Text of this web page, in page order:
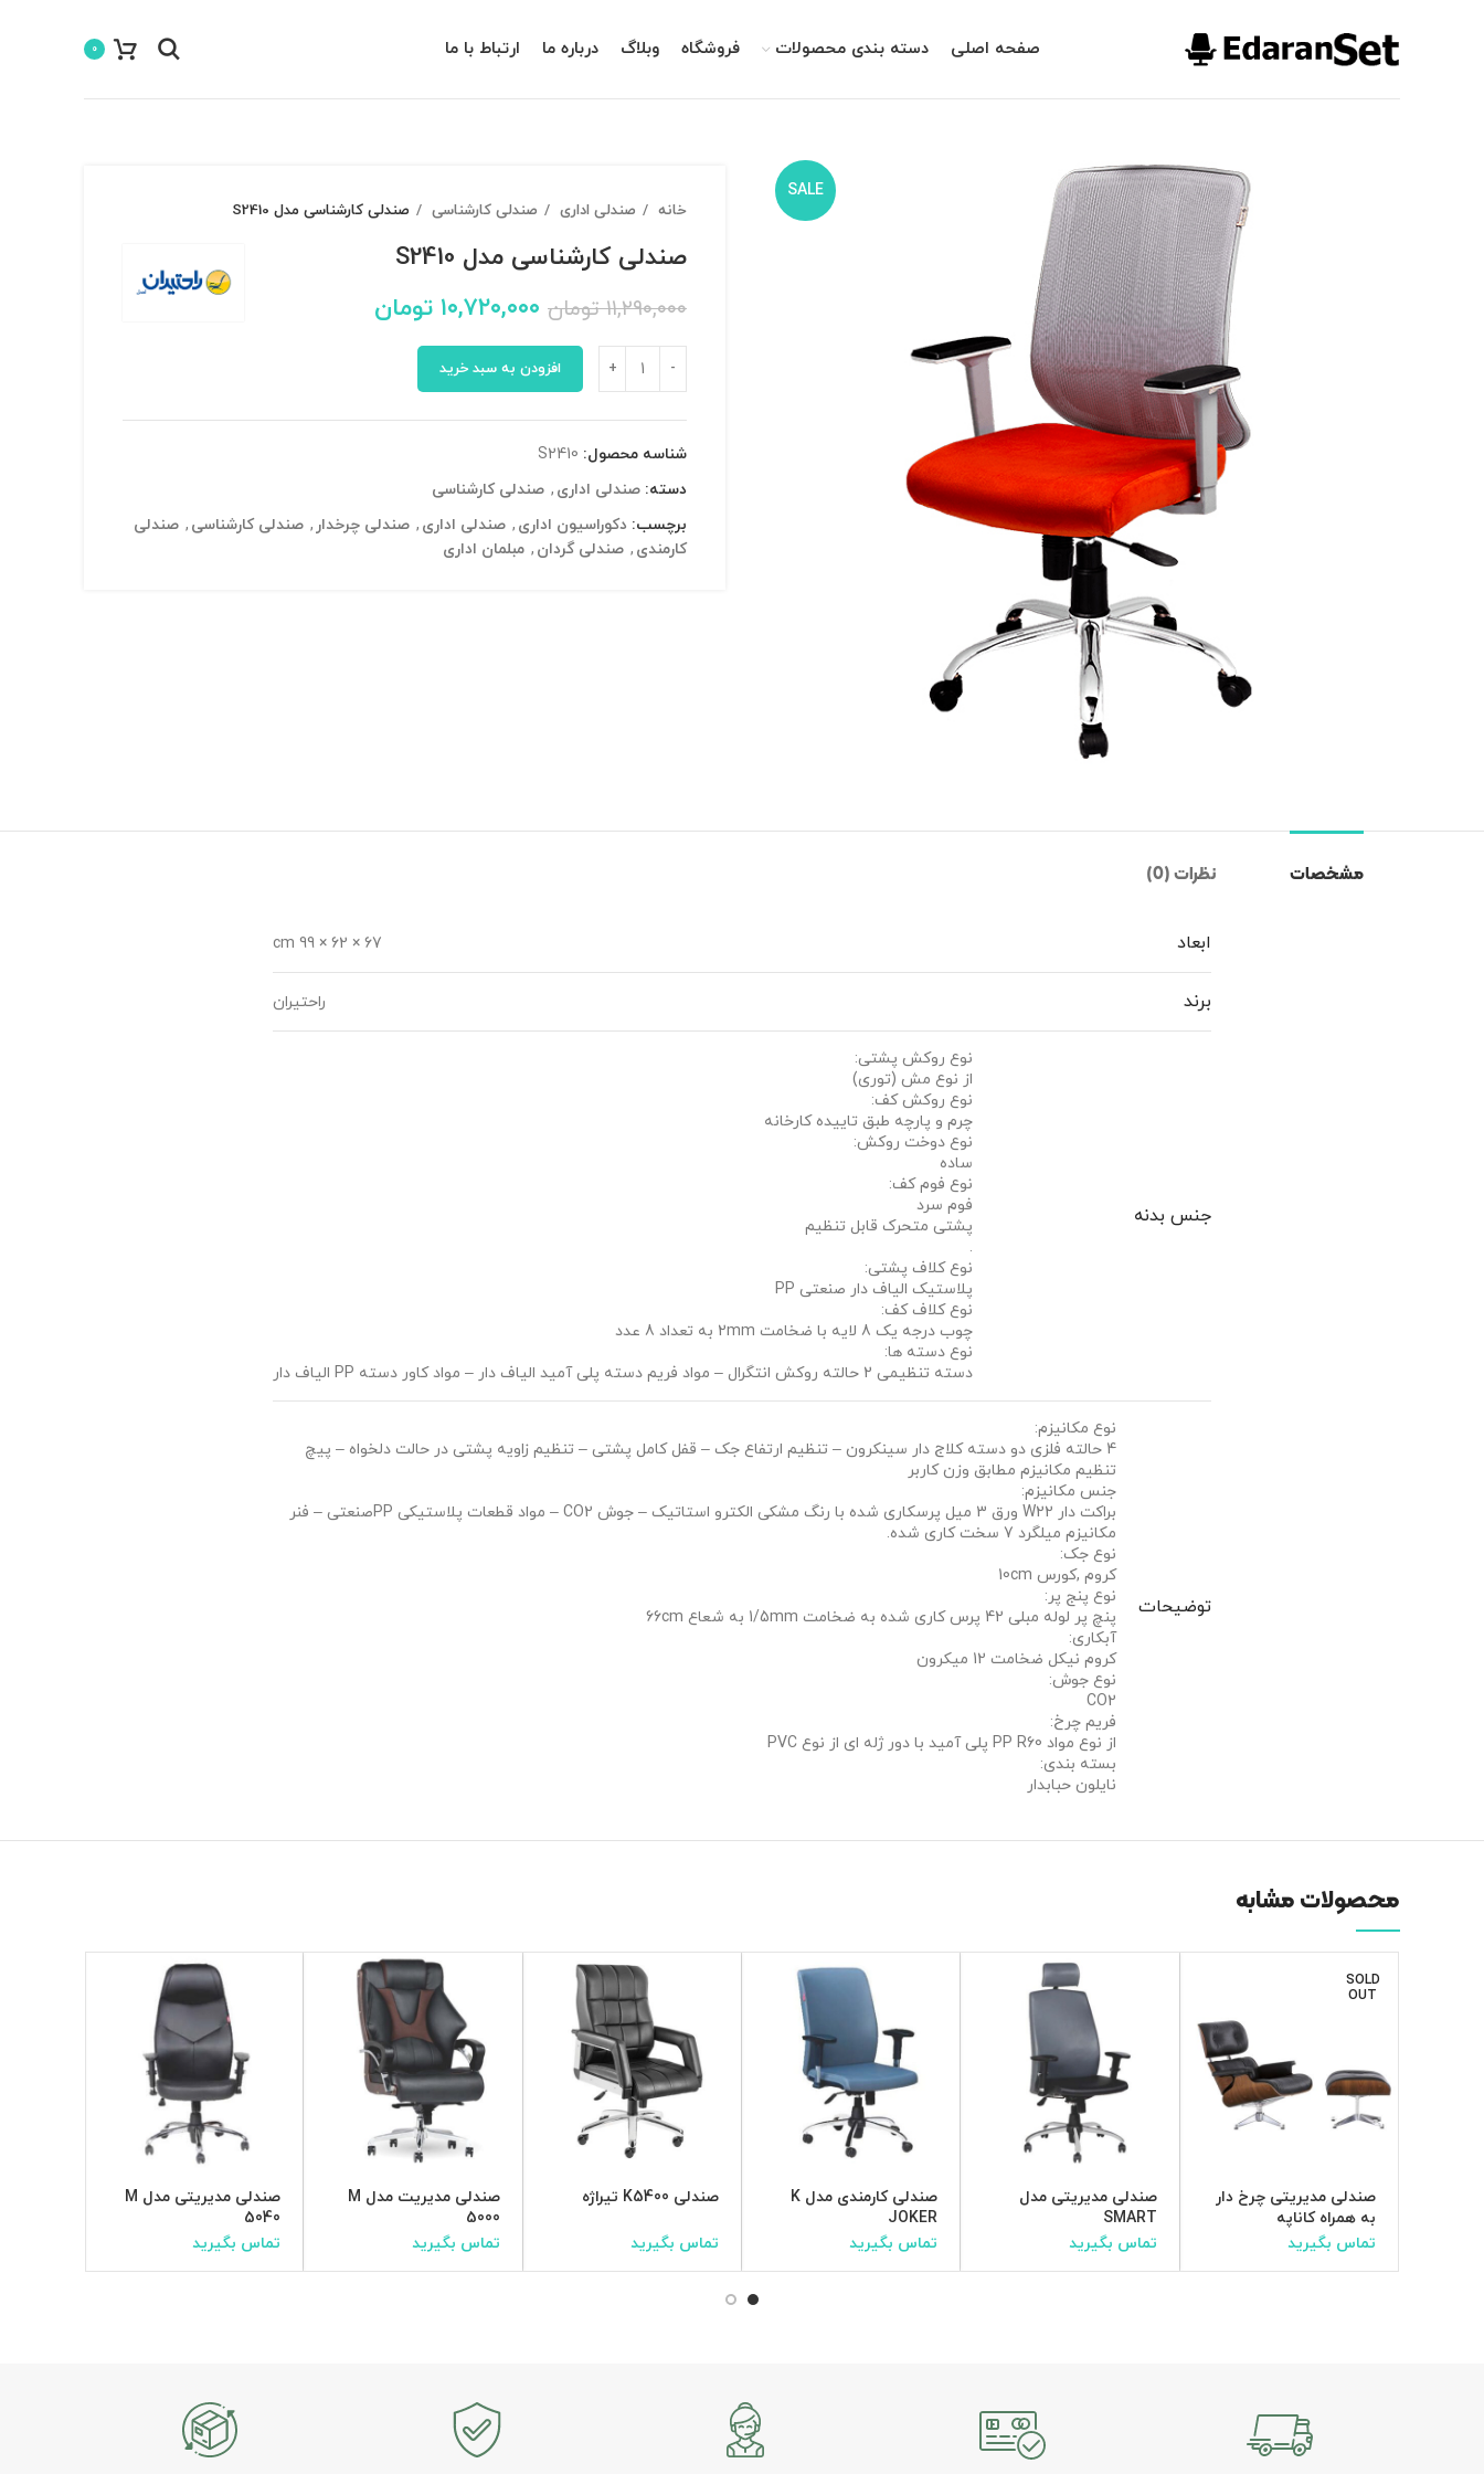
صفحه اصلی دسته بندی محصولات فروشگاه وبلاگ درباره ما ارتباط با ما 0
SALE
خانه
صندلی اداری صندلی کارشناسی صندلی کارشناسی مدل S2410
صندلی کارشناسی مدل S2410
۱۱,۲۹۰,۰۰۰ تومان ۱۰,۷۲۰,۰۰۰ تومان
افزودن به سبد خرید
شناسه محصول: S2410
دسته: صندلی اداری , صندلی کارشناسی
برچسب: دکوراسیون اداری , صندلی اداری , صندلی چرخدار , صندلی کارشناسی , صندلی
کارمندی , صندلی گردان , مبلمان اداری
مشخصات نظرات (0)
ابعاد 67 × 62 × 99 cm
برند راحتیران
جنس بدنه
نوع روکش پشتی:
از نوع مش (توری)
نوع روکش کف:
چرم و پارچه طبق تاییده کارخانه
نوع دوخت روکش:
ساده
نوع فوم کف:
فوم سرد
پشتی متحرک قابل تنظیم
.
نوع کلاف پشتی:
پلاستیک الیاف دار صنعتی PP
نوع کلاف کف:
چوب درجه یک 8 لایه با ضخامت 2mm به تعداد 8 عدد
نوع دسته ها:
دسته تنظیمی 2 حالته روکش انتگرال – مواد فریم دسته پلی آمید الیاف دار – مواد کاور دسته PP الیاف دار
توضیحات
نوع مکانیزم:
4 حالته فلزی دو دسته کلاج دار سینکرون – تنظیم ارتفاع جک – قفل کامل پشتی – تنظیم زاویه پشتی در حالت دلخواه – پیچ
تنظیم مکانیزم مطابق وزن کاربر
جنس مکانیزم:
براکت دار W22 ورق 3 میل پرسکاری شده با رنگ مشکی الکترو استاتیک – جوش CO2 – مواد قطعات پلاستیکی PPصنعتی – فنر
مکانیزم میلگرد 7 سخت کاری شده.
نوع جک:
کروم ,کورس 10cm
نوع پنج پر:
پنچ پر لوله مبلی 42 پرس کاری شده به ضخامت 1/5mm به شعاع 66cm
آبکاری:
کروم نیکل ضخامت 12 میکرون
نوع جوش:
CO2
فریم چرخ:
از نوع مواد PP R60 پلی آمید با دور ژله ای از نوع PVC
بسته بندی:
نایلون حبابدار
محصولات مشابه
SOLD
OUT
صندلی مدیریتی چرخ دار
به همراه کاناپه
تماس بگیرید
صندلی مدیریتی مدل
SMART
تماس بگیرید
صندلی کارمندی مدل K
JOKER
تماس بگیرید
صندلی K5400 تیراژه
تماس بگیرید
صندلی مدیریت مدل M
5000
تماس بگیرید
صندلی مدیریتی مدل M
5040
تماس بگیرید